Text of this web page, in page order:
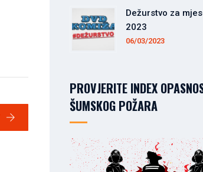
Dežurstvo za
2023
06/03/2023
PROVJERITE INDEX
ŠUMSKOG POŽARA